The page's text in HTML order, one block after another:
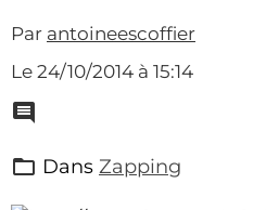
Par antoineescoffier
Le 24/10/2014 à 15:14
Dans Zapping